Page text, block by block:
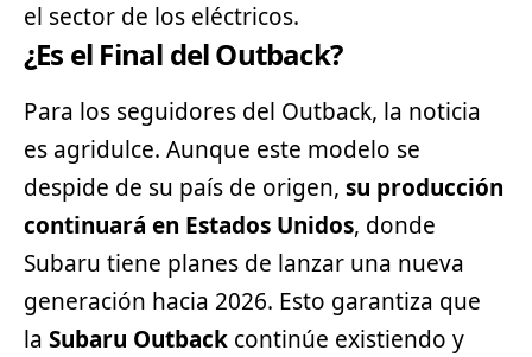
el sector de los eléctricos.
¿Es el Final del Outback?
Para los seguidores del Outback, la noticia
es agridulce. Aunque este modelo se
despide de su país de origen, su producción
continuará en Estados Unidos, donde
Subaru tiene planes de lanzar una nueva
generación hacia 2026. Esto garantiza que
la Subaru Outback continúe existiendo y